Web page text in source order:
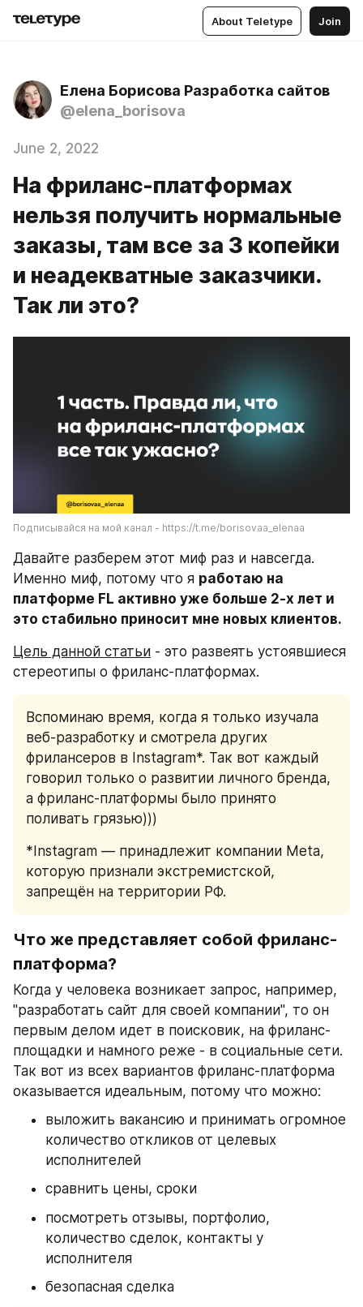
About Teletype Join
Елена Борисова Разработка сайтов
@elena_borisova
June 2, 2022
На фриланс-платформах
нельзя получить нормальные
заказы, там все за 3 копейки
и неадекватные заказчики.
Так ли это?
Подписывайся на мой канал - https://t.me/borisovaa_elenaa
Давайте разберем этот миф раз и навсегда.
Именно миф, потому что я работаю на
платформе FL активно уже больше 2-х лет и
это стабильно приносит мне новых клиентов.
Цель данной статьи - это развеять устоявшиеся
стереотипы о фриланс-платформах.
Вспоминаю время, когда я только изучала
веб-разработку и смотрела других
фрилансеров в Instagram*. Так вот каждый
говорил только о развитии личного бренда,
а фриланс-платформы было принято
поливать грязью)))
*Instagram — принадлежит компании Meta,
которую признали экстремистской,
запрещён на территории РФ.
Что же представляет собой фриланс-
платформа?
Когда у человека возникает запрос, например,
"разработать сайт для своей компании", то он
первым делом идет в поисковик, на фриланс-
площадки и намного реже - в социальные сети.
Так вот из всех вариантов фриланс-платформа
оказывается идеальным, потому что можно:
выложить вакансию и принимать огромное
количество откликов от целевых
исполнителей
сравнить цены, сроки
посмотреть отзывы, портфолио,
количество сделок, контакты у
исполнителя
безопасная сделка